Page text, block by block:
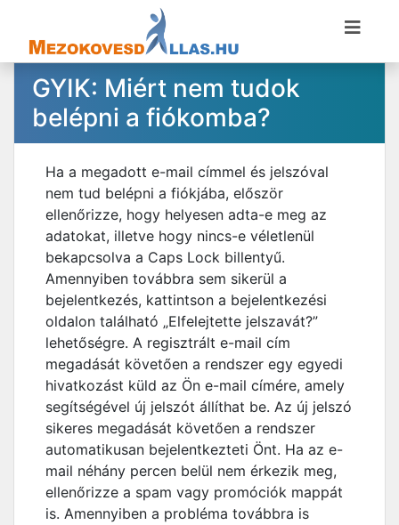
GYIK: Miért nem tudok
belépni a fiókomba?
Ha a megadott e-mail címmel és jelszóval
nem tud belépni a fiókjába, először
ellenőrizze, hogy helyesen adta-e meg az
adatokat, illetve hogy nincs-e véletlenül
bekapcsolva a Caps Lock billentyű.
Amennyiben továbbra sem sikerül a
bejelentkezés, kattintson a bejelentkezési
oldalon található „Elfelejtette jelszavát?”
lehetőségre. A regisztrált e-mail cím
megadását követően a rendszer egy egyedi
hivatkozást küld az Ön e-mail címére, amely
segítségével új jelszót állíthat be. Az új jelszó
sikeres megadását követően a rendszer
automatikusan bejelentkezteti Önt. Ha az e-
mail néhány percen belül nem érkezik meg,
ellenőrizze a spam vagy promóciók mappát
is. Amennyiben a probléma továbbra is